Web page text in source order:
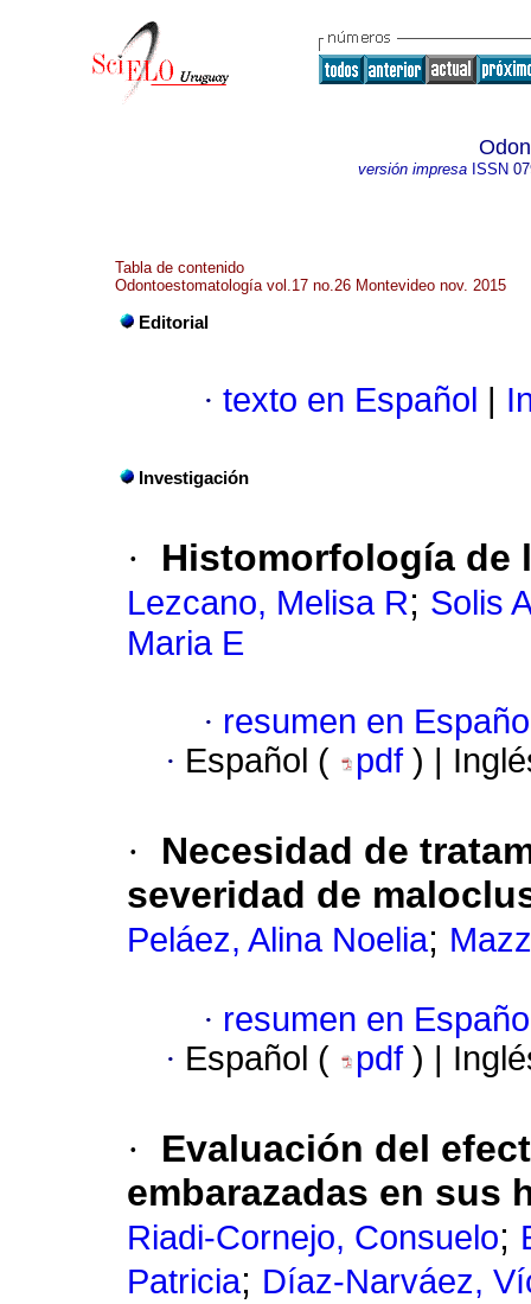
versión impresaISSN
Tabla de contenido
Odontoestomatología vol.17 no.26 Montevideo nov. 2015
Editorial
· texto en Español
Investigación
· Histomorfología de
Lezcano, Melisa R; Solis
Maria E
· resumen en
· Español ( pdf ) |
·
Necesidad de
severidad de
Peláez, Alina Noelia;
· resumen en
· Español ( pdf ) |
·
Evaluación del
embarazadas en sus
Riadi-Cornejo, Consuelo;
Patricia; Díaz-Narváez,